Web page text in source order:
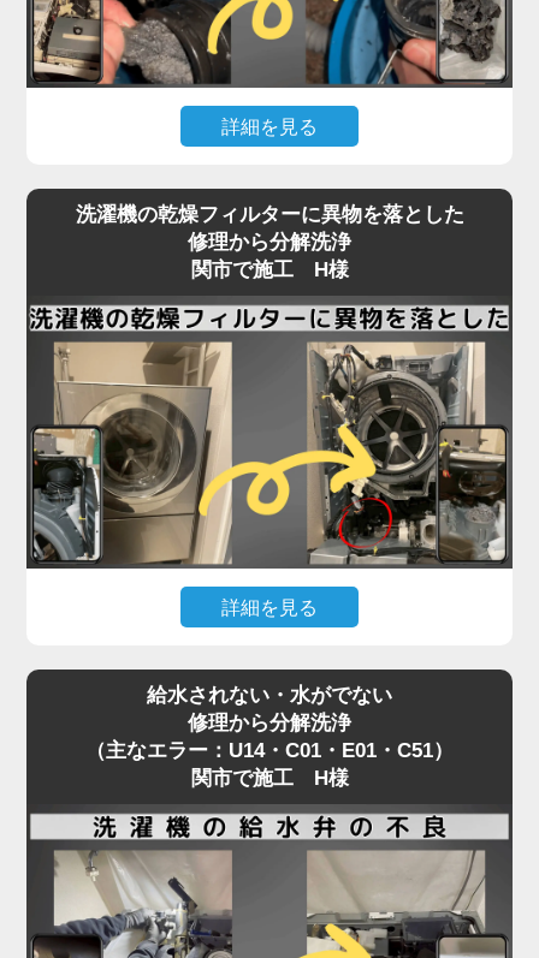
詳細を見る
ったトラブルは、関市のお客様から最も多く寄せら
れるご相談の一つです。
実はこれ、機械の故障ではなく「洗濯機内部の排水
経路」にヘドロや繊維くずが詰まっていることが大
半なのをご存知でしょうか？
この詰まりは、市販のクリーナーや外部からの掃除
では届かない場所で発生しているため、解決には
「分解」が不可欠です。
「家電の達人」では、修理として内部を分解し、詰
まりの原因を物理的に除去。
その際、同時に洗濯槽裏側のカビ汚れまで一掃する
洗濯機分解クリーニングを実施します。
エラーの根本解決だけでなく、衛生面も劇的に改善
る方が非常に多い施工事例です。
洗濯機の乾燥フィルターに異物を落とした
修理から分解洗浄
関市で施工 H様
詳細を見る
てしまった！」というアクシデント。
関市でも頻繁にご依頼いただく案件です。
焦って棒などで取ろうとするとさらに奥へ入り込
がるため、絶対に放置は厳禁です。
この場合、安全に異物を取り出すためには本体の分
解作業が必須となります。
そこで私たちは、単なる救出作業だけでなく、同時
給水されない・水がでない
修理から分解洗浄
（主なエラー：U14・C01・E01・C51）
関市で施工 H様